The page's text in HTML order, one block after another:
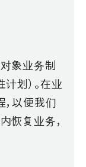
象业务制
划）。在业
以便我们
恢复业务，